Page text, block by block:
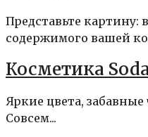
Представьте картину:
содержимого вашей
Косметика
Яркие цвета,
Совсем...